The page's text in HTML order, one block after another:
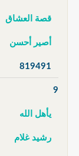
قصة العشاق
أصير أحسن
819491
9
يأهل الله
رشيد غلام